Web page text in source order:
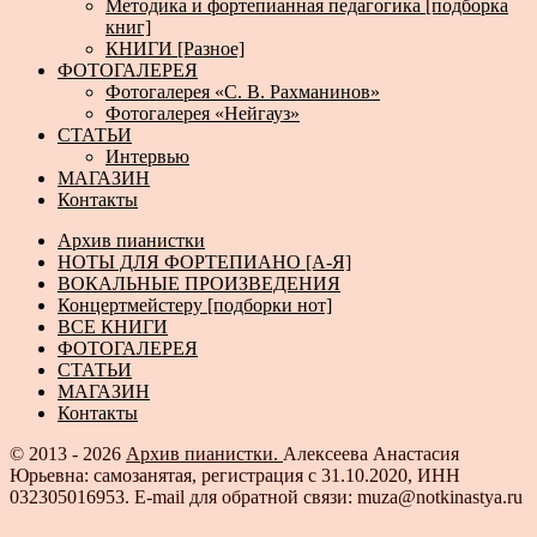
Методика и фортепианная педагогика [подборка
книг]
КНИГИ [Разное]
ФОТОГАЛЕРЕЯ
Фотогалерея «С. В. Рахманинов»
Фотогалерея «Нейгауз»
СТАТЬИ
Интервью
МАГАЗИН
Контакты
Архив пианистки
НОТЫ ДЛЯ ФОРТЕПИАНО [А-Я]
ВОКАЛЬНЫЕ ПРОИЗВЕДЕНИЯ
Концертмейстеру [подборки нот]
ВСЕ КНИГИ
ФОТОГАЛЕРЕЯ
СТАТЬИ
МАГАЗИН
Контакты
© 2013 - 2026 Архив пианистки. Алексеева Анастасия
Юрьевна: самозанятая, регистрация с 31.10.2020, ИНН
032305016953. E-mail для обратной связи: muza@notkinastya.ru